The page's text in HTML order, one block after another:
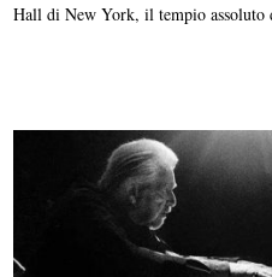
Hall di New York, il tempio assoluto